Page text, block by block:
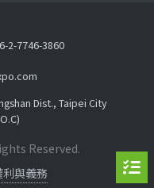
2-7746-3860
Dist., Taipei City
Reserved.
利與義務